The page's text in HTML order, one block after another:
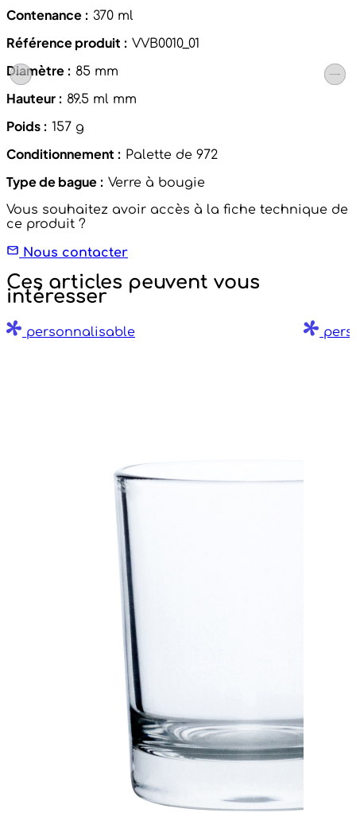
Contenance : 370 ml
Référence produit : VVB0010_01
Diamètre : 85 mm
Hauteur : 89.5 ml mm
Poids : 157 g
Conditionnement : Palette de 972
Type de bague : Verre à bougie
Vous souhaitez avoir accès à la fiche technique de
ce produit ?
Nous contacter
Ces articles peuvent vous
intéresser
personnalisable